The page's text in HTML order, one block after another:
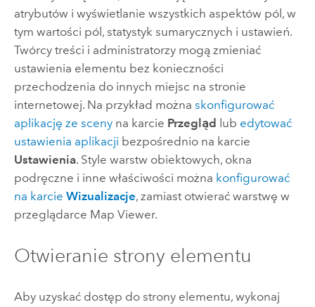
atrybutów i wyświetlanie wszystkich aspektów pól, w
tym wartości pól, statystyk sumarycznych i ustawień.
Twórcy treści i administratorzy mogą zmieniać
ustawienia elementu bez konieczności
przechodzenia do innych miejsc na stronie
internetowej. Na przykład można skonfigurować
aplikację ze scenyna karcie Przegląd lub edytować
ustawienia aplikacji bezpośrednio na karcie
Ustawienia. Style warstw obiektowych, okna
podręczne i inne właściwości można konfigurować
na karcie Wizualizacje, zamiast otwierać warstwę w
przeglądarce Map Viewer.
Otwieranie strony elementu
Aby uzyskać dostęp do strony elementu, wykonaj